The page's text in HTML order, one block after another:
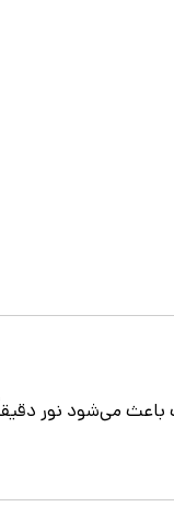
باعث می‌شود نور